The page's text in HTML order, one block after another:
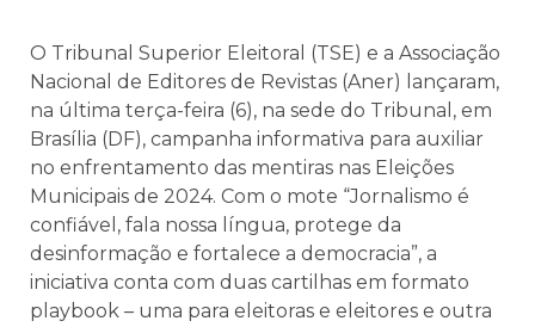
O Tribunal Superior Eleitoral (TSE) e a Associação
Nacional de Editores de Revistas (Aner) lançaram,
na última terça-feira (6), na sede do Tribunal, em
Brasília (DF), campanha informativa para auxiliar
no enfrentamento das mentiras nas Eleições
Municipais de 2024. Com o mote “Jornalismo é
confiável, fala nossa língua, protege da
desinformação e fortalece a democracia”, a
iniciativa conta com duas cartilhas em formato
playbook – uma para eleitoras e eleitores e outra